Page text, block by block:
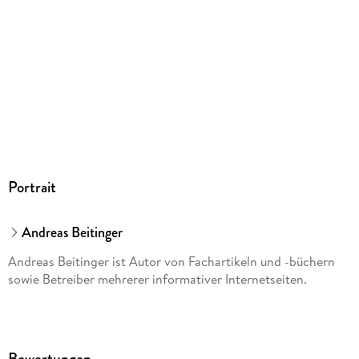
Portrait
Andreas Beitinger
Andreas Beitinger ist Autor von Fachartikeln und -büchern
sowie Betreiber mehrerer informativer Internetseiten.